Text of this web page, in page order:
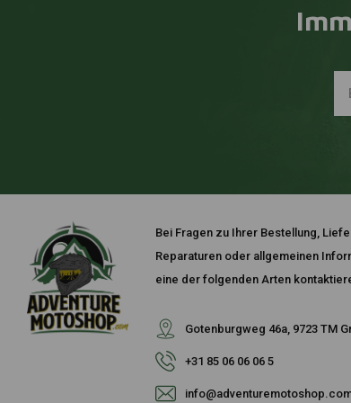
Bei Fragen zu Ihrer Bestellung,
Reparaturen oder allgemeinen
eine der folgenden Arten
Gotenburgweg 46a, 9723 TM
+31 85 06 06 06 5